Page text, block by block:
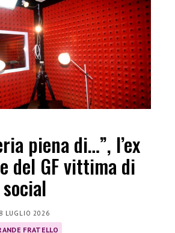
piena di…”, l’ex
del GF vittima di
8 LUGLIO 2026
FRATELLO